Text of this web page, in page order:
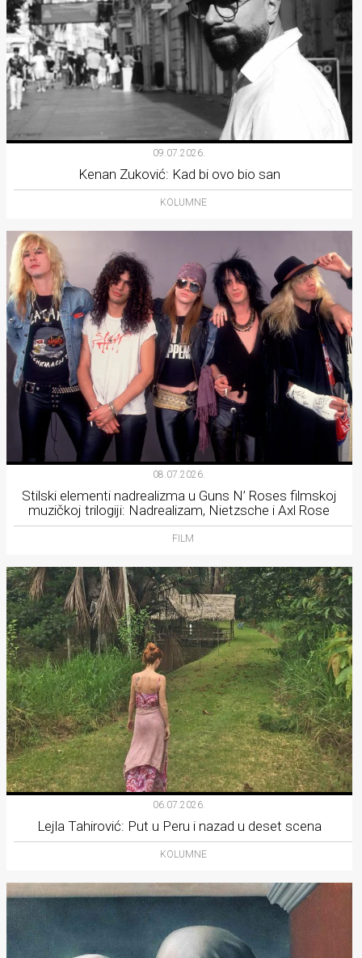
09.07.2026.
Kenan Zuković: Kad bi ovo bio san
KOLUMNE
08.07.2026.
Stilski elementi nadrealizma u Guns N’ Roses filmskoj
muzičkoj trilogiji: Nadrealizam, Nietzsche i Axl Rose
FILM
06.07.2026.
Lejla Tahirović: Put u Peru i nazad u deset scena
KOLUMNE